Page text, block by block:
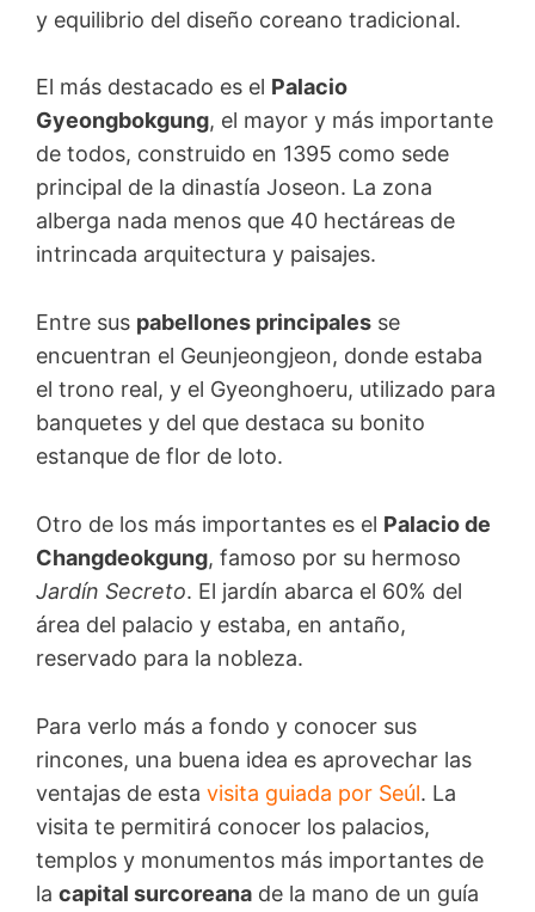
y equilibrio del diseño coreano tradicional.
El más destacado es el Palacio
Gyeongbokgung, el mayor y más importante
de todos, construido en 1395 como sede
principal de la dinastía Joseon. La zona
alberga nada menos que 40 hectáreas de
intrincada arquitectura y paisajes.
Entre sus pabellones principales se
encuentran el Geunjeongjeon, donde estaba
el trono real, y el Gyeonghoeru, utilizado para
banquetes y del que destaca su bonito
estanque de flor de loto.
Otro de los más importantes es el Palacio de
Changdeokgung, famoso por su hermoso
Jardín Secreto. El jardín abarca el 60% del
área del palacio y estaba, en antaño,
reservado para la nobleza.
Para verlo más a fondo y conocer sus
rincones, una buena idea es aprovechar las
ventajas de esta visita guiada por Seúl. La
visita te permitirá conocer los palacios,
templos y monumentos más importantes de
la capital surcoreana de la mano de un guía